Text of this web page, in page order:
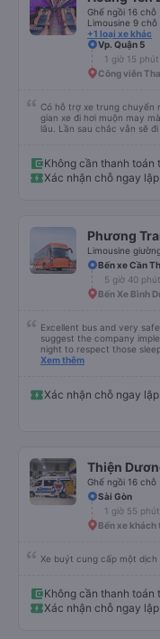
Ghế ngồi 16 chỗ
Limousine 9 chỗ
+1 loại xe khác
Vp. Quận 5
1 giờ 15 phút
Công viên
Có hỗ trợ xe trung chuyển
gian xe đi hơi muộn may
lâu. Lần sau chắc vẫn sẽ đi
Không cần thanh toán
Xác nhận chỗ ngay
Phương
Limousine
Bến xe Cần
5 giờ 40 phút
Bến Xe Bình
Excellent bus and very
suggest the company
night to respect those
please display the Wi-Fi
quy định rõ ràng về việc
để tránh làm phiền hành
khẩu Wi-Fi trong xe để
Xem thêm
Xác nhận chỗ ngay
Thiện
Ghế ngồi 16 chỗ
Sài Gòn
1 giờ 55 phút
Bến xe khách
Xe buýt cung cấp một
Không cần thanh toán
Xác nhận chỗ ngay